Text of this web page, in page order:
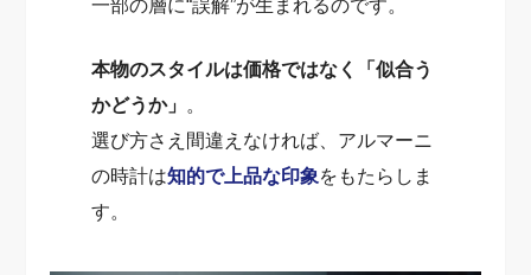
一部の層に“誤解”が生まれるのです。
本物のスタイルは価格ではなく「似合う
かどうか」 。
選び方さえ間違えなければ、アルマーニ
の時計は知的で上品な印象をもたらしま
す。